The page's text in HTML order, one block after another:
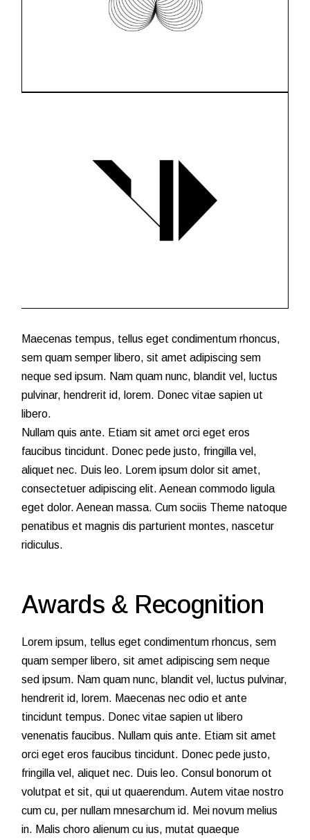
Maecenas tempus, tellus eget condimentum rhoncus,
sem quam semper libero, sit amet adipiscing sem
neque sed ipsum. Nam quam nunc, blandit vel, luctus
pulvinar, hendrerit id, lorem. Donec vitae sapien ut
libero.
Nullam quis ante. Etiam sit amet orci eget eros
faucibus tincidunt. Donec pede justo, fringilla vel,
aliquet nec. Duis leo. Lorem ipsum dolor sit amet,
consectetuer adipiscing elit. Aenean commodo ligula
eget dolor. Aenean massa. Cum sociis Theme natoque
penatibus et magnis dis parturient montes, nascetur
ridiculus.
Awards & Recognition
Lorem ipsum, tellus eget condimentum rhoncus, sem
quam semper libero, sit amet adipiscing sem neque
sed ipsum. Nam quam nunc, blandit vel, luctus pulvinar,
hendrerit id, lorem. Maecenas nec odio et ante
tincidunt tempus. Donec vitae sapien ut libero
venenatis faucibus. Nullam quis ante. Etiam sit amet
orci eget eros faucibus tincidunt. Donec pede justo,
fringilla vel, aliquet nec. Duis leo. Consul bonorum ot
volutpat et sit, qui ut quaerendum. Autem vitae nostro
cum cu, per nullam mnesarchum id. Mei novum melius
in. Malis choro alienum cu ius, mutat quaeque